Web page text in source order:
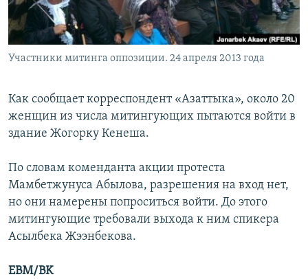
Участники митинга оппозиции. 24 апреля 2013 года
Как сообщает корреспондент «Азаттыка», около 20
женщин из числа митингующих пытаются войти в
здание Жогорку Кенеша.
По словам коменданта акции протеста
Мамбетжунуса Абылова, разрешения на вход нет,
но они намерены попроситься войти. До этого
митингующие требовали выхода к ним спикера
Асылбека Жээнбекова.
EBM/BK